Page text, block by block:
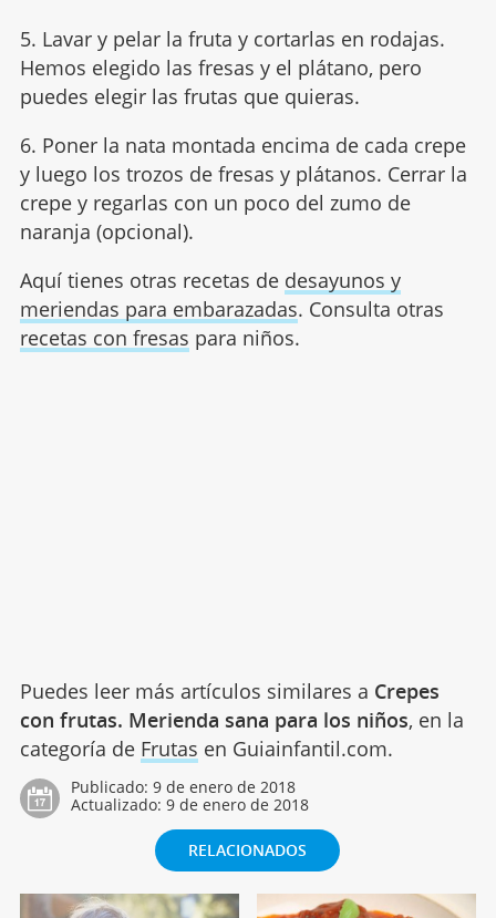
5. Lavar y pelar la fruta y cortarlas en rodajas.
Hemos elegido las fresas y el plátano, pero
puedes elegir las frutas que quieras.
6. Poner la nata montada encima de cada crepe
y luego los trozos de fresas y plátanos. Cerrar la
crepe y regarlas con un poco del zumo de
naranja (opcional).
Aquí tienes otras recetas de desayunos y
meriendas para embarazadas. Consulta otras
recetas con fresas para niños.
Puedes leer más artículos similares a Crepes
con frutas. Merienda sana para los niños, en la
categoría de Frutas en Guiainfantil.com.
Publicado: 9 de enero de 2018
Actualizado: 9 de enero de 2018
RELACIONADOS